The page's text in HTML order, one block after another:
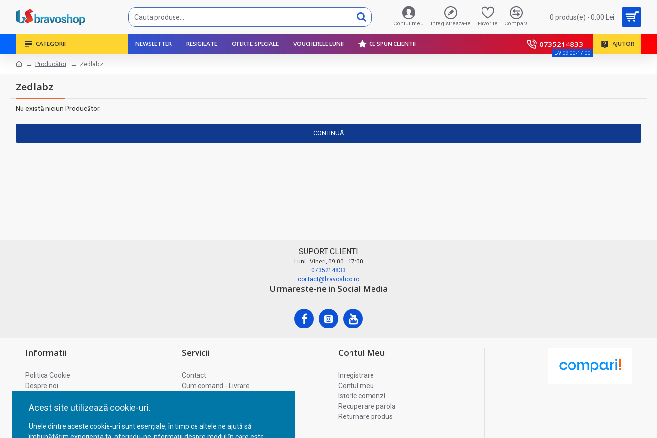
Acest site utilizează cookie-uri.
Unele dintre aceste cookie-uri sunt esențiale, în timp ce altele ne ajută să
Contul meu Inregistreaza-te Favorite Compara
0 produs(e) - 0,00 Lei
CATEGORII NEWSLETTER RESIGILATE OFERTE SPECIALE VOUCHERELE LUNII CE SPUN CLIENTII 0735214833
L-V:09:00-17:00
AJUTOR
Producător Zedlabz
Zedlabz
Nu există niciun Producător.
CONTINUĂ
SUPORT CLIENTI
Luni - Vineri, 09:00 - 17:00
0735214833
contact@bravoshop.ro
Urmareste-ne in Social Media
Informatii
Politica Cookie
Despre noi
Confidentialitate
GDPR - Datele tale
Servicii
Contact
Cum comand - Livrare
ANPC
Contul Meu
Inregistrare
Contul meu
Istoric comenzi
Recuperare parola
Returnare produs